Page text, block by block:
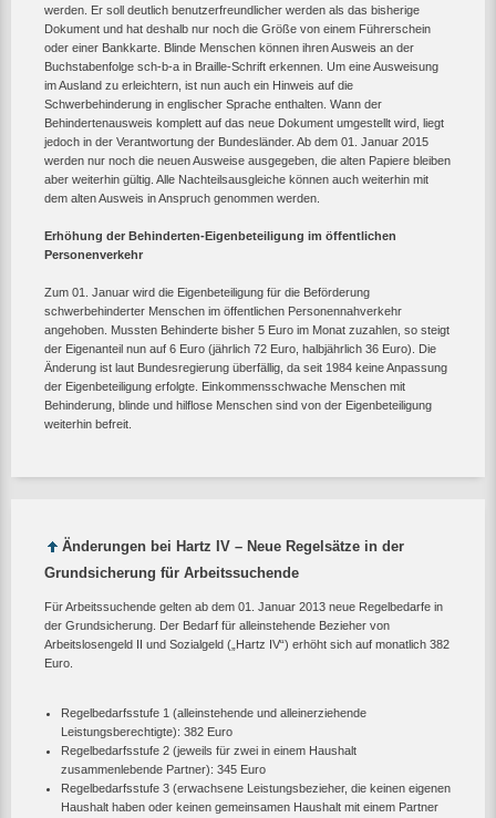
werden. Er soll deutlich benutzerfreundlicher werden als das bisherige
Dokument und hat deshalb nur noch die Größe von einem Führerschein
oder einer Bankkarte. Blinde Menschen können ihren Ausweis an der
Buchstabenfolge sch-b-a in Braille-Schrift erkennen. Um eine Ausweisung
im Ausland zu erleichtern, ist nun auch ein Hinweis auf die
Schwerbehinderung in englischer Sprache enthalten. Wann der
Behindertenausweis komplett auf das neue Dokument umgestellt wird, liegt
jedoch in der Verantwortung der Bundesländer. Ab dem 01. Januar 2015
werden nur noch die neuen Ausweise ausgegeben, die alten Papiere bleiben
aber weiterhin gültig. Alle Nachteilsausgleiche können auch weiterhin mit
dem alten Ausweis in Anspruch genommen werden.
Erhöhung der Behinderten-Eigenbeteiligung im öffentlichen
Personenverkehr
Zum 01. Januar wird die Eigenbeteiligung für die Beförderung
schwerbehinderter Menschen im öffentlichen Personennahverkehr
angehoben. Mussten Behinderte bisher 5 Euro im Monat zuzahlen, so steigt
der Eigenanteil nun auf 6 Euro (jährlich 72 Euro, halbjährlich 36 Euro). Die
Änderung ist laut Bundesregierung überfällig, da seit 1984 keine Anpassung
der Eigenbeteiligung erfolgte. Einkommensschwache Menschen mit
Behinderung, blinde und hilflose Menschen sind von der Eigenbeteiligung
weiterhin befreit.
Änderungen bei Hartz IV – Neue Regelsätze in der
Grundsicherung für Arbeitssuchende
Für Arbeitssuchende gelten ab dem 01. Januar 2013 neue Regelbedarfe in
der Grundsicherung. Der Bedarf für alleinstehende Bezieher von
Arbeitslosengeld II und Sozialgeld („Hartz IV“) erhöht sich auf monatlich 382
Euro.
Regelbedarfsstufe 1 (alleinstehende und alleinerziehende
Leistungsberechtigte): 382 Euro
Regelbedarfsstufe 2 (jeweils für zwei in einem Haushalt
zusammenlebende Partner): 345 Euro
Regelbedarfsstufe 3 (erwachsene Leistungsbezieher, die keinen eigenen
Haushalt haben oder keinen gemeinsamen Haushalt mit einem Partner